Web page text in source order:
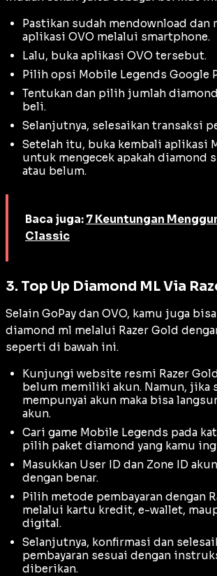
Pastikan sudah mendownload dan
aplikasi OVO melalui smartphone.
Lalu, buka aplikasi OVO tersebut.
Pilih opsi Mobile Legends Google
Tentukan dan pilih jumlah diamond
beli.
Selanjutnya, selesaikan transaksi
Setelah itu, buka kembali aplikasi
untuk mengecek apakah diamond
atau belum.
Baca juga: 7 Keuntungan
Classic
3. Top Up Diamond ML Via
Selain GoPay dan OVO, kamu juga
diamond ml melalui Razer Gold
seperti di bawah ini.
Kunjungi website resmi Razer
belum memiliki akun. Namun, jika
mempunyai akun maka bisa
akun.
Cari game Mobile Legends pada
pilih paket diamond yang kamu
Masukkan User ID dan Zone ID
dengan benar.
Pilih metode pembayaran dengan
melalui kartu kredit, e-wallet,
digital.
Selanjutnya, konfirmasi dan
pembayaran sesuai dengan
diberikan.